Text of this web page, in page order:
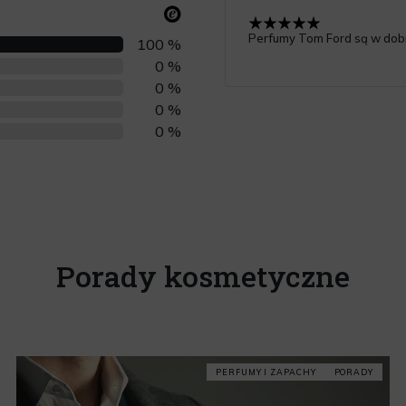
0 %
0 %
0 %
0 %
100 % Perfumy Tom Ford są w
Porady kosmetyczne
PERFUMY I ZAPACHY PORADY